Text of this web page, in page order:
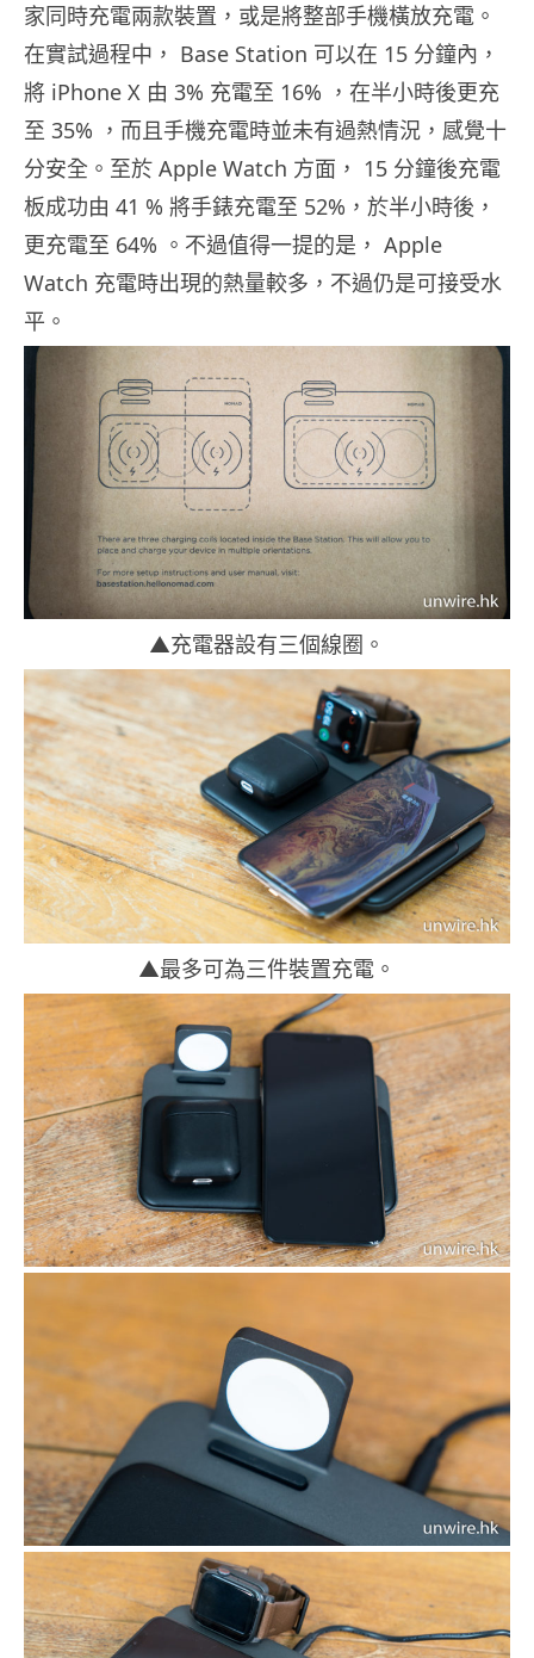
家同時充電兩款裝置，或是將整部手機橫放充電。
在實試過程中， Base Station 可以在 15 分鐘內，
將 iPhone X 由 3% 充電至 16% ，在半小時後更充
至 35% ，而且手機充電時並未有過熱情況，感覺十
分安全。至於 Apple Watch 方面， 15 分鐘後充電
板成功由 41 % 將手錶充電至 52%，於半小時後，
更充電至 64% 。不過值得一提的是， Apple
Watch 充電時出現的熱量較多，不過仍是可接受水
平。
▲充電器設有三個線圈。
▲最多可為三件裝置充電。